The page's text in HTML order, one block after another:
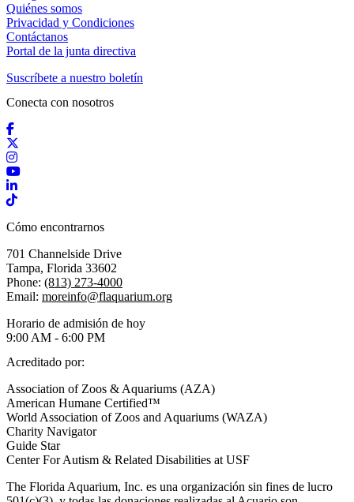
Quiénes somos
Privacidad y Condiciones
Contáctanos
Portal de la junta directiva
Suscríbete a nuestro boletín
Conecta con nosotros
Facebook
Instagram
YouTube
LinkedIn
TikTok
Cómo encontrarnos
701 Channelside Drive
Tampa, Florida 33602
Phone: (813) 273-4000
Email: moreinfo@flaquarium.org
Horario de admisión de hoy
9:00 AM - 6:00 PM
Acreditado por:
Association of Zoos & Aquariums (AZA)
American Humane Certified™
World Association of Zoos and Aquariums (WAZA)
Charity Navigator
Guide Star
Center For Autism & Related Disabilities at USF
The Florida Aquarium, Inc. es una organización sin fines de lucro